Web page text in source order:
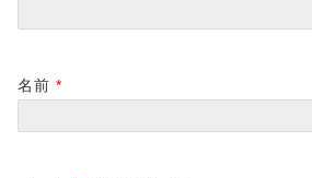
名前 *